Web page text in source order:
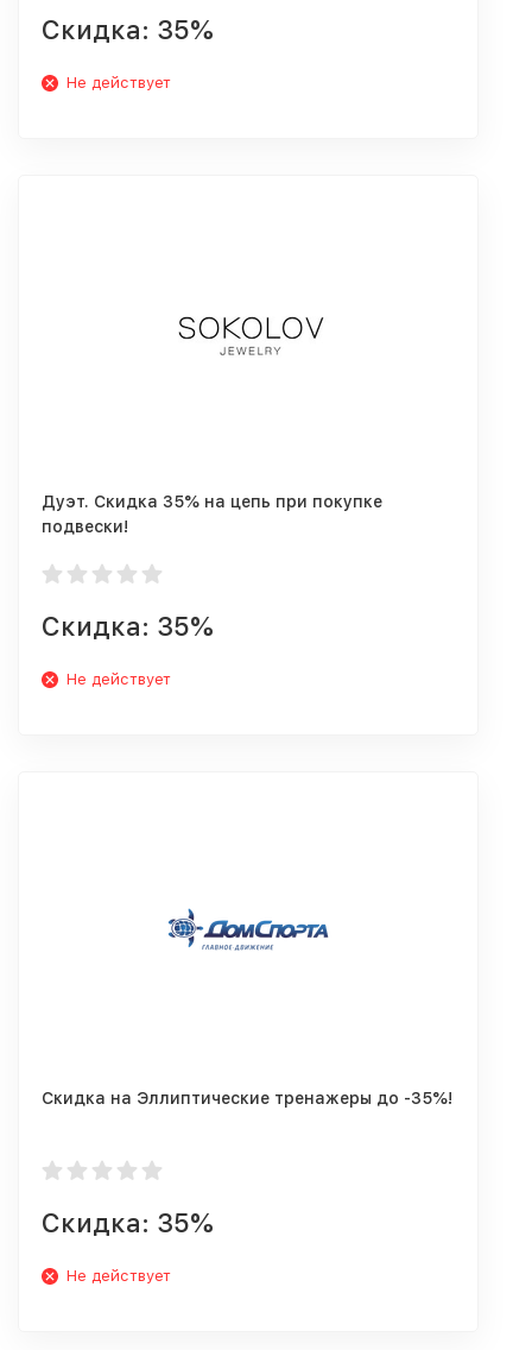
Скидка: 35%
Не действует
Дуэт. Скидка 35% на цепь при покупке
подвески!
Скидка: 35%
Не действует
Скидка на Эллиптические тренажеры до -35%!
Скидка: 35%
Не действует